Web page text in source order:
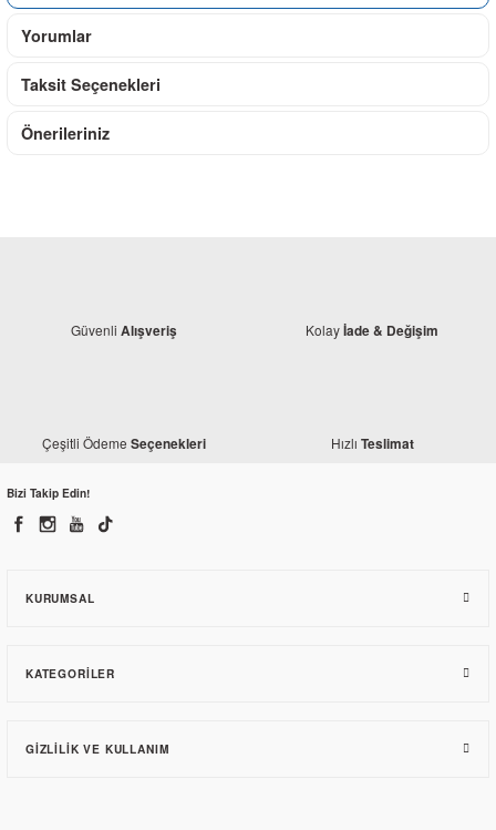
Yorumlar
Taksit Seçenekleri
Önerileriniz
Güvenli Alışveriş Kolayİade & Değişim
Çeşitli Ödeme Seçenekleri Hızlı Teslimat
Bizi Takip Edin!
KURUMSAL
KATEGORILER
GIZLILIK VE KULLANIM